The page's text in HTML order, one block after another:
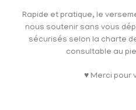
Rapide et pratique, le
nous soutenir sans vous
sécurisés selon la charte
consultable au
♥ Merci pour